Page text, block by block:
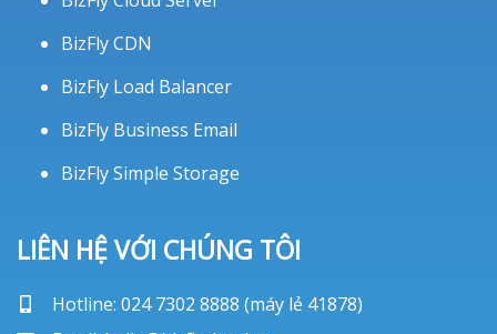
BizFly CDN
BizFly Load Balancer
BizFly Business Email
BizFly Simple Storage
LIÊN HỆ VỚI CHÚNG TÔI
Hotline: 024 7302 8888 (máy lẻ 41878)